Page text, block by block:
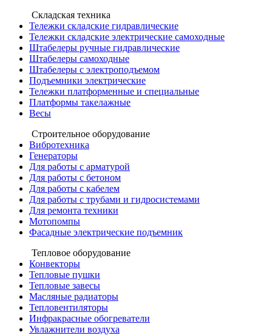
Складская техника
Тележки складские гидравлические
Тележки складские электрические самоходные
Штабелеры ручные гидравлические
Штабелеры самоходные
Штабелеры с электроподъемом
Подъемники электрические
Тележки платформенные и специальные
Платформы такелажные
Весы
Строительное оборудование
Вибротехника
Генераторы
Для работы с арматурой
Для работы с бетоном
Для работы с кабелем
Для работы с трубами и гидросистемами
Для ремонта техники
Мотопомпы
Фасадные электрические подъемник
Тепловое оборудование
Конвекторы
Тепловые пушки
Тепловые завесы
Масляные радиаторы
Тепловентиляторы
Инфракрасные обогреватели
Увлажнители воздуха